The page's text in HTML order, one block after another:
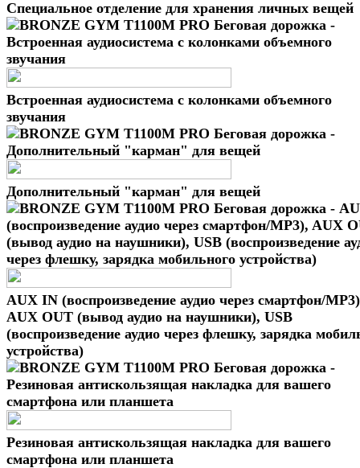
Специальное отделение для хранения личных вещей
Встроенная аудиосистема с колонками объемного
звучания
Дополнительный "карман" для вещей
AUX IN (воспроизведение аудио через смартфон/
AUX OUT (вывод аудио на наушники), USB
(воспроизведение аудио через флешку, зарядка
устройства)
Резиновая антискользящая накладка для вашего
смартфона или планшета